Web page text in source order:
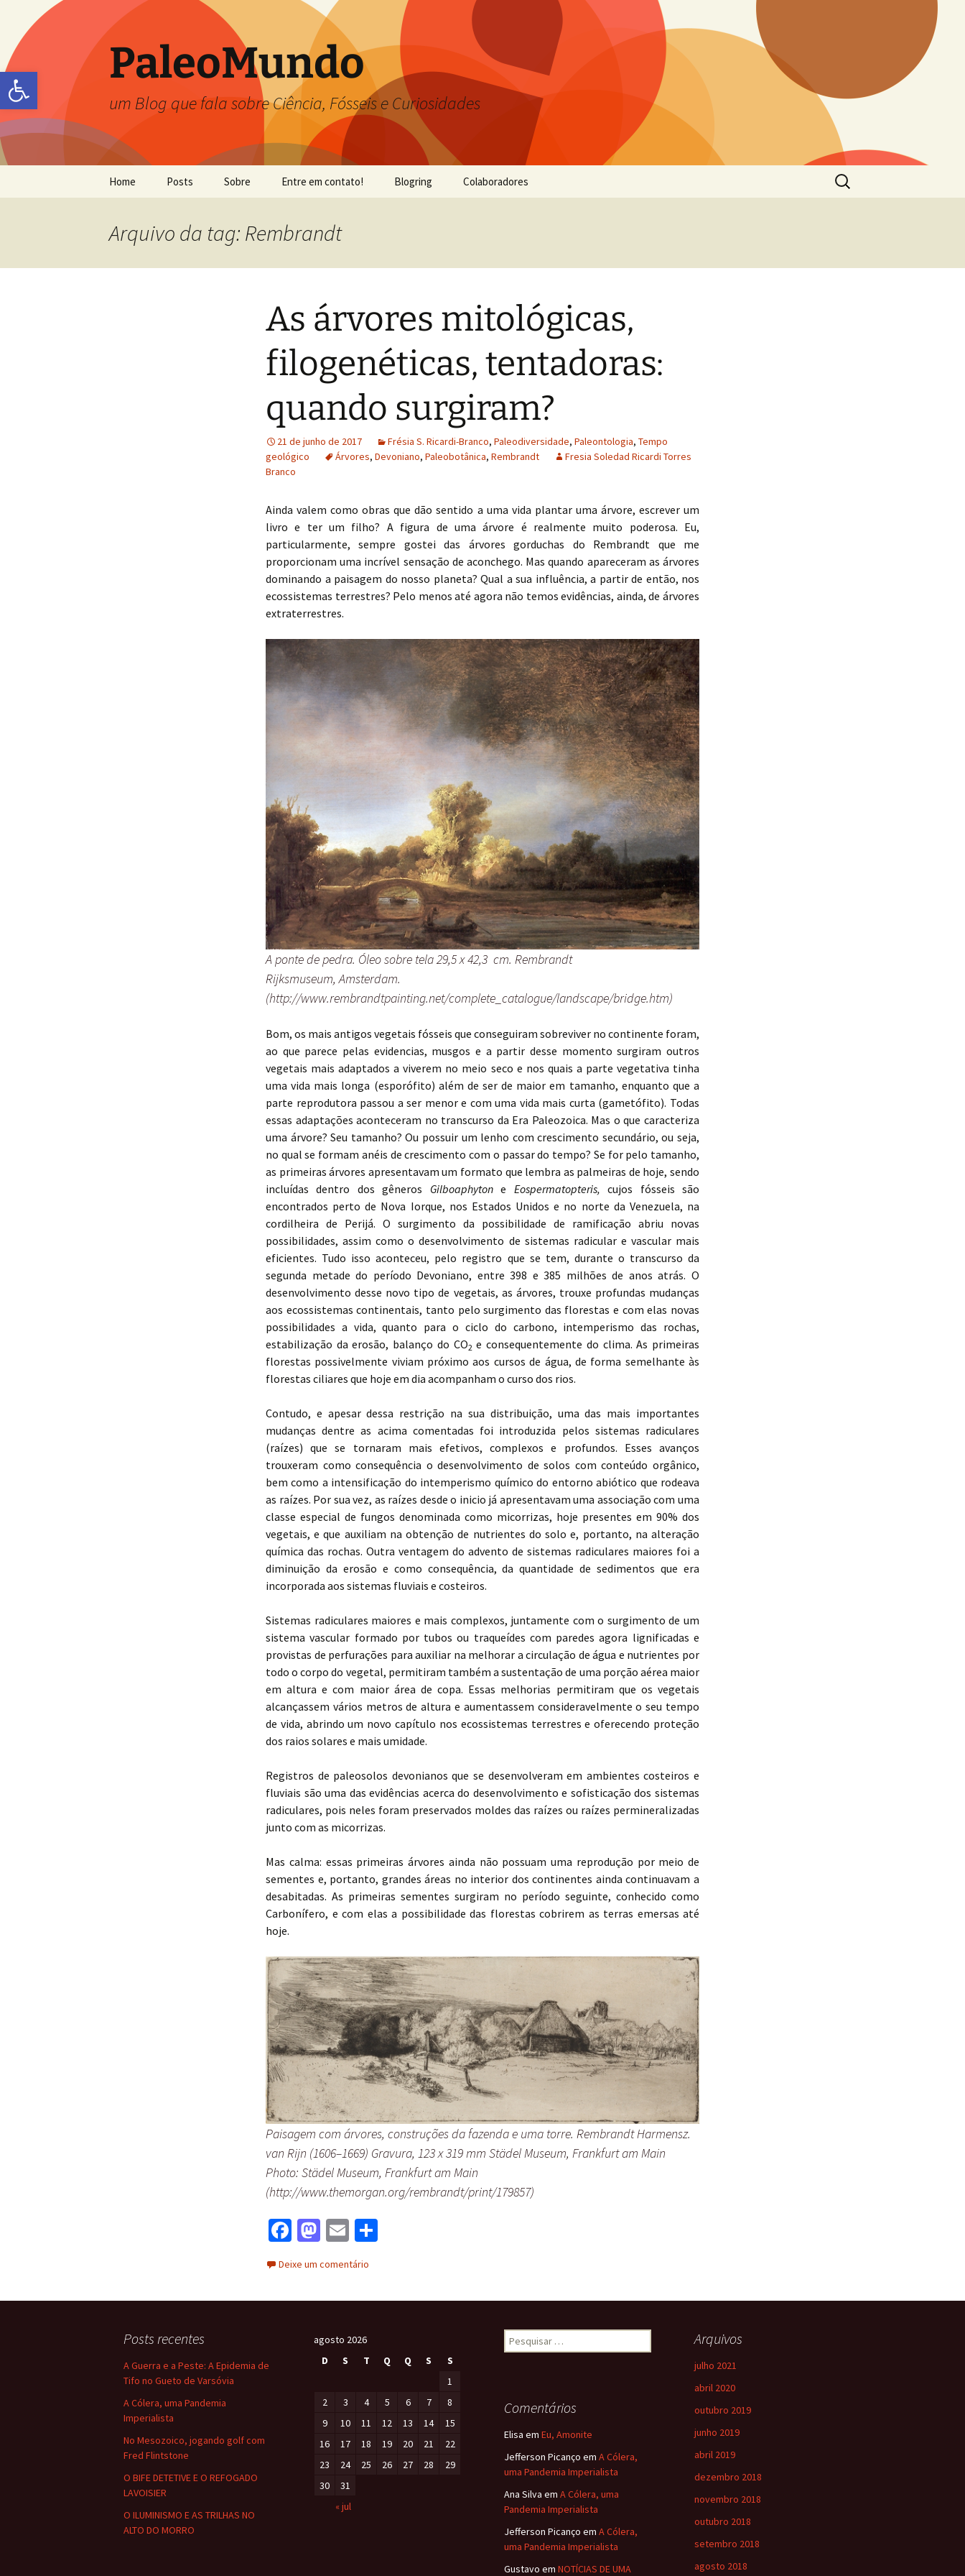
Abrir a barra de ferramentas
PaleoMundo
um Blog que fala sobre Ciência, Fósseis e Curiosidades
Home Posts
Flávia Callefo
Sobre Entre em contato! Blogring Colaboradores
Arquivo da tag: Rembrandt
As árvores mitológicas,
filogenéticas, tentadoras:
quando surgiram?
21 de junho de 2017 Frésia S. Ricardi-Branco, Paleodiversidade, Paleontologia, Tempo
geológico
Árvores, Devoniano, Paleobotânica, Rembrandt
Fresia Soledad Ricardi Torres
Branco
Ainda valem como obras que dão sentido a uma vida plantar uma árvore, escrever um
livro e ter um filho? A figura de uma árvore é realmente muito poderosa. Eu,
particularmente, sempre gostei das árvores gorduchas do Rembrandt que me
proporcionam uma incrível sensação de aconchego. Mas quando apareceram as árvores
dominando a paisagem do nosso planeta? Qual a sua influência, a partir de então, nos
ecossistemas terrestres? Pelo menos até agora não temos evidências, ainda, de árvores
extraterrestres.
A ponte de pedra. Óleo sobre tela 29,5 x 42,3 cm. Rembrandt
Rijksmuseum, Amsterdam.
(http://www.rembrandtpainting.net/complete_catalogue/landscape/bridge.htm)
Bom, os mais antigos vegetais fósseis que conseguiram sobreviver no continente foram,
ao que parece pelas evidencias, musgos e a partir desse momento surgiram outros
vegetais mais adaptados a viverem no meio seco e nos quais a parte vegetativa tinha
uma vida mais longa (esporófito) além de ser de maior em tamanho, enquanto que a
parte reprodutora passou a ser menor e com uma vida mais curta (gametófito). Todas
essas adaptações aconteceram no transcurso da Era Paleozoica. Mas o que caracteriza
uma árvore? Seu tamanho? Ou possuir um lenho com crescimento secundário, ou seja,
no qual se formam anéis de crescimento com o passar do tempo? Se for pelo tamanho,
as primeiras árvores apresentavam um formato que lembra as palmeiras de hoje, sendo
incluídas dentro dos gêneros Gilboaphytone Eospermatopteris,cujos fósseis são
encontrados perto de Nova Iorque, nos Estados Unidos e no norte da Venezuela, na
cordilheira de Perijá. O surgimento da possibilidade de ramificação abriu novas
possibilidades, assim como o desenvolvimento de sistemas radicular e vascular mais
eficientes. Tudo isso aconteceu, pelo registro que se tem, durante o transcurso da
segunda metade do período Devoniano, entre 398 e 385 milhões de anos atrás. O
desenvolvimento desse novo tipo de vegetais, as árvores, trouxe profundas mudanças
aos ecossistemas continentais, tanto pelo surgimento das florestas e com elas novas
possibilidades a vida, quanto para o ciclo do carbono, intemperismo das rochas,
estabilização da erosão, balanço do CO2 e consequentemente do clima. As primeiras
florestas possivelmente viviam próximo aos cursos de água, de forma semelhante às
florestas ciliares que hoje em dia acompanham o curso dos rios.
Contudo, e apesar dessa restrição na sua distribuição, uma das mais importantes
mudanças dentre as acima comentadas foi introduzida pelos sistemas radiculares
(raízes) que se tornaram mais efetivos, complexos e profundos. Esses avanços
trouxeram como consequência o desenvolvimento de solos com conteúdo orgânico,
bem como a intensificação do intemperismo químico do entorno abiótico que rodeava
as raízes. Por sua vez, as raízes desde o inicio já apresentavam uma associação com uma
classe especial de fungos denominada como micorrizas, hoje presentes em 90% dos
vegetais, e que auxiliam na obtenção de nutrientes do solo e, portanto, na alteração
química das rochas. Outra ventagem do advento de sistemas radiculares maiores foi a
diminuição da erosão e como consequência, da quantidade de sedimentos que era
incorporada aos sistemas fluviais e costeiros.
Sistemas radiculares maiores e mais complexos, juntamente com o surgimento de um
sistema vascular formado por tubos ou traqueídes com paredes agora lignificadas e
provistas de perfurações para auxiliar na melhorar a circulação de água e nutrientes por
todo o corpo do vegetal, permitiram também a sustentação de uma porção aérea maior
em altura e com maior área de copa. Essas melhorias permitiram que os vegetais
alcançassem vários metros de altura e aumentassem consideravelmente o seu tempo
de vida, abrindo um novo capítulo nos ecossistemas terrestres e oferecendo proteção
dos raios solares e mais umidade.
Registros de paleosolos devonianos que se desenvolveram em ambientes costeiros e
fluviais são uma das evidências acerca do desenvolvimento e sofisticação dos sistemas
radiculares, pois neles foram preservados moldes das raízes ou raízes permineralizadas
junto com as micorrizas.
Mas calma: essas primeiras árvores ainda não possuam uma reprodução por meio de
sementes e, portanto, grandes áreas no interior dos continentes ainda continuavam a
desabitadas. As primeiras sementes surgiram no período seguinte, conhecido como
Carbonífero, e com elas a possibilidade das florestas cobrirem as terras emersas até
hoje.
Paisagem com árvores, construções da fazenda e uma torre. Rembrandt Harmensz.
van Rijn (1606–1669) Gravura, 123 x 319 mm Städel Museum, Frankfurt am Main
Photo: Städel Museum, Frankfurt am Main
(http://www.themorgan.org/rembrandt/print/179857)
Fa
b
o
M
to
d
n
E
m
ai
l
e
Deixe um comentário
Posts recentes
A Guerra e a Peste: A Epidemia de
Tifo no Gueto de Varsóvia
A Cólera, uma Pandemia
Imperialista
No Mesozoico, jogando golf com
Fred Flintstone
O BIFE DETETIVE E O REFOGADO
LAVOISIER
O ILUMINISMO E AS TRILHAS NO
ALTO DO MORRO
agosto 2026
D
S T Q Q S
S
1
2
3 4 5 6 7
8
9
10 11 12 13 14
15
16
17 18 19 20 21
22
23
24 25 26 27 28
29
30
31
« jul
Arquivos
julho 2021
abril 2020
outubro 2019
junho 2019
abril 2019
dezembro 2018
novembro 2018
outubro 2018
setembro 2018
agosto 2018
Comentários
Elisa em Eu, Amonite
Jefferson Picanço em A Cólera,
uma Pandemia Imperialista
Ana Silva em A Cólera, uma
Pandemia Imperialista
Jefferson Picanço em A Cólera,
uma Pandemia Imperialista
Gustavo em NOTÍCIAS DE UMA